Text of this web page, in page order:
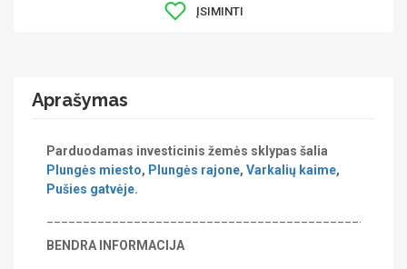
ĮSIMINTI
Aprašymas
Parduodamas investicinis žemės sklypas šalia
Plungės miesto, Plungės rajone, Varkalių kaime,
Pušies gatvėje.
BENDRA INFORMACIJA